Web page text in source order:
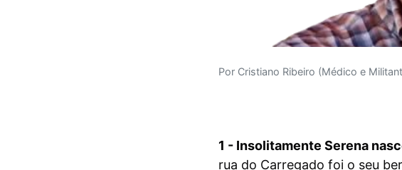
Por Cristiano Ribeiro (Médico e
1 - Insolitamente Serena
rua do Carregado foi o seu